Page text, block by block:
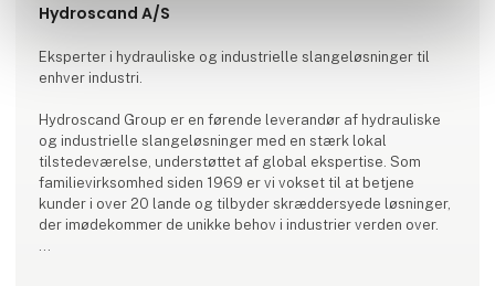
Hydroscand A/S
Eksperter i hydrauliske og industrielle slangeløsninger til
enhver industri.
Hydroscand Group er en førende leverandør af hydrauliske
og industrielle slangeløsninger med en stærk lokal
tilstedeværelse, understøttet af global ekspertise. Som
familievirksomhed siden 1969 er vi vokset til at betjene
kunder i over 20 lande og tilbyder skræddersyede løsninger,
der imødekommer de unikke behov i industrier verden over.